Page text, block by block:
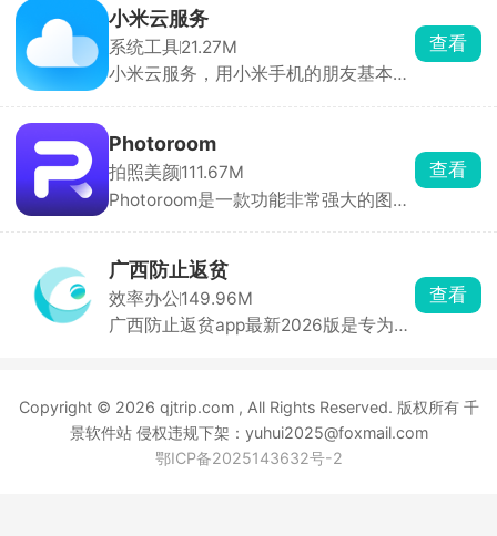
老金申请效率，无需亲自前往社保机
构，在手机上就能领取养老金，在享受
社保待遇时的方便与安全。
小米云服务
系统工具21.27M
小米云服务，用小米手机的朋友基本都
机、丢手机、误删文件全都能兜底。手
机本地照片嫌占空间，直接开云相册，
想保存原图随时下载。换新款小米手机
直接登录同一个小米账号，开启云恢
省超多时间。
查看
Photoroom
拍照美颜111.67M
Photoroom是一款功能非常强大的图片
编辑出你想要的图片。软件内具备非常
全面的功能，可对图片进行拼接、抠
图、调滤镜、加字体等等，让自己的照
片变得更加的完美。
查看
广西防止返贫
效率办公149.96M
广西防止返贫app最新2026版是专为广
西防止返贫app上可以第一时间及时了
解到最新的帮付政策，以便线下快速的
开展脱贫工作。
查看
Copyright © 2026 qjtrip.com , All Rights Reserved. 版权所有 千
景软件站 侵权违规下架：yuhui2025@foxmail.com
鄂ICP备2025143632号-2